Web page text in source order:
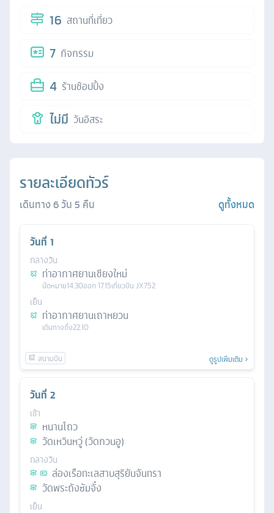
16 สถานที่เที่ยว
7 กิจกรรม
4 ร้านช้อปปิ้ง
ไม่มี วันอิสระ
รายละเอียดทัวร์
เดินทาง6วัน5 คืน ดูทั้งหมด
วันที่ 1
กลางวัน
ท่าอากาศยานเชียงใหม่
นัดหมาย14.30ออก17.15เที่ยวบิน JX752
เย็น
ท่าอากาศยานเถาหยวน
เดินทางถึง22.10
ดูรูปเพิ่มเติม
วันที่ 2
เช้า
หนานโถว
วัดเหวินหวู่ (วัดกวนอู)
กลางวัน
ล่องเรือทะเลสาบสุริยันจันทรา
วัดพระถังซัมจั๋ง
เย็น